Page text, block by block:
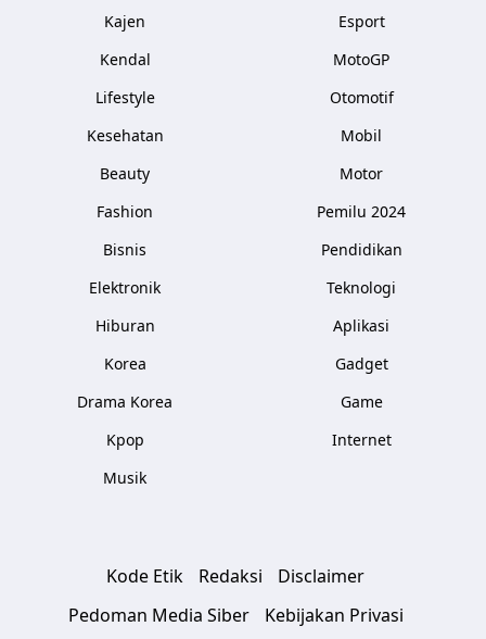
Kajen
Kendal
Lifestyle
Kesehatan
Beauty
Fashion
Bisnis
Elektronik
Hiburan
Korea
Drama Korea
Kpop
Musik
Esport
MotoGP
Otomotif
Mobil
Motor
Pemilu 2024
Pendidikan
Teknologi
Aplikasi
Gadget
Game
Internet
Kode Etik Redaksi
Disclaimer
Pedoman Media Siber
Kebijakan Privasi